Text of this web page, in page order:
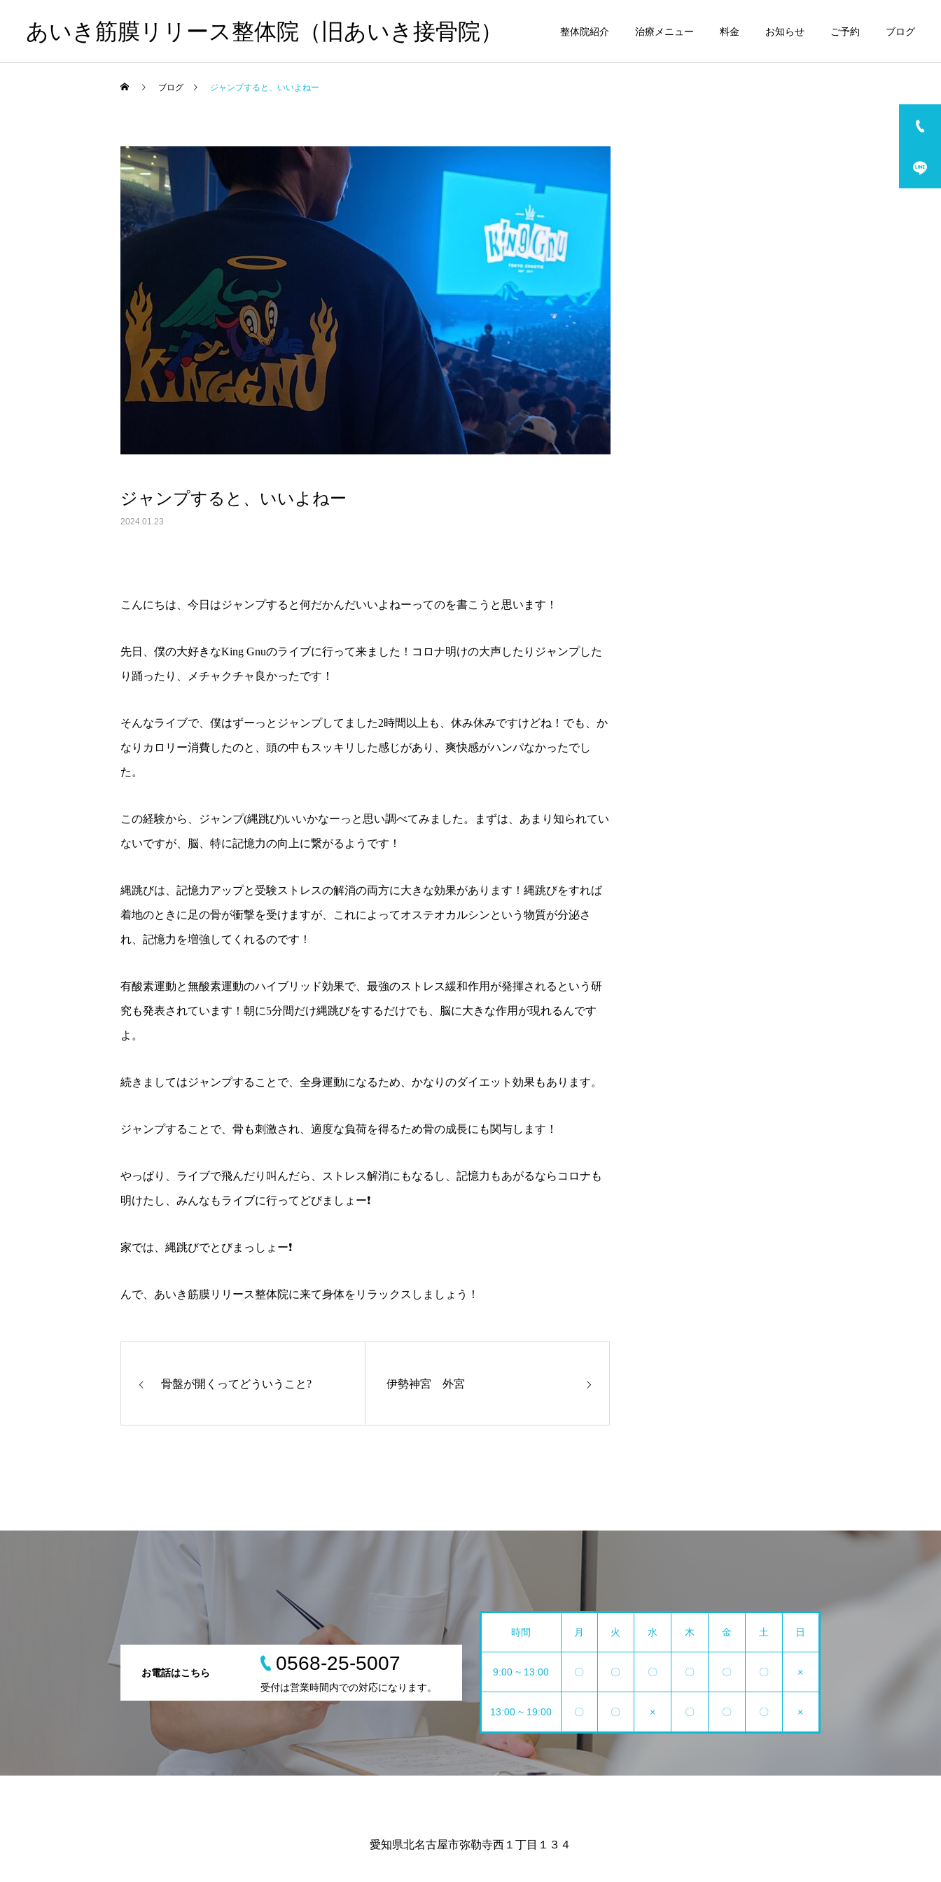
あいき筋膜リリース整体院（旧あいき接骨院） 整体院紹介 治療メニュー 料金 お知らせ ご予約 ブログ
ブログ ジャンプすると、いいよねー
ジャンプすると、いいよねー
2024.01.23
こんにちは、今日はジャンプすると何だかんだいいよねーってのを書こうと思います！
先日、僕の大好きなKing Gnuのライブに行って来ました！コロナ明けの大声したりジャンプした
り踊ったり、メチャクチャ良かったです！
そんなライブで、僕はずーっとジャンプしてました2時間以上も、休み休みですけどね！でも、か
なりカロリー消費したのと、頭の中もスッキリした感じがあり、爽快感がハンパなかったでし
た。
この経験から、ジャンプ(縄跳び)いいかなーっと思い調べてみました。まずは、あまり知られてい
ないですが、脳、特に記憶力の向上に繋がるようです！
縄跳びは、記憶力アップと受験ストレスの解消の両方に大きな効果があります！縄跳びをすれば
着地のときに足の骨が衝撃を受けますが、これによってオステオカルシンという物質が分泌さ
れ、記憶力を増強してくれるのです！
有酸素運動と無酸素運動のハイブリッド効果で、最強のストレス緩和作用が発揮されるという研
究も発表されています！朝に5分間だけ縄跳びをするだけでも、脳に大きな作用が現れるんです
よ。
続きましてはジャンプすることで、全身運動になるため、かなりのダイエット効果もあります。
ジャンプすることで、骨も刺激され、適度な負荷を得るため骨の成長にも関与します！
やっぱり、ライブで飛んだり叫んだら、ストレス解消にもなるし、記憶力もあがるならコロナも
明けたし、みんなもライブに行ってどびましょー❗
家では、縄跳びでとびまっしょー❗
んで、あいき筋膜リリース整体院に来て身体をリラックスしましょう！
骨盤が開くってどういうこと? 伊勢神宮 外宮
お電話はこちら 0568-25-5007
受付は営業時間内での対応になります。
時間 月 火 水 木 金 土 日
9:00 ~ 13:00 〇 〇 〇 〇 〇 〇 ×
13:00 ~ 19:00 〇 〇 × 〇 〇 〇 ×
愛知県北名古屋市弥勒寺西１丁目１３４